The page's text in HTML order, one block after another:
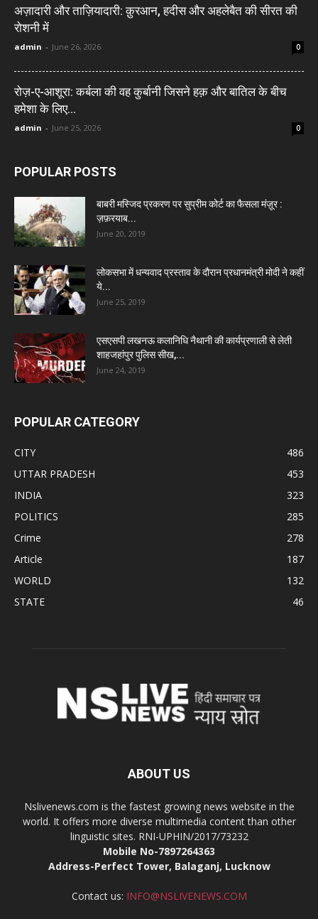
अज़ादारी और ताज़ियादारी: क़ुरआन, हदीस और अहलेबैत की सीरत की
रोशनी में
admin - June 26, 2026 0
रोज़-ए-आशूरा: कर्बला की वह कुर्बानी जिसने हक़ और बातिल के बीच
हमेशा के लिए...
admin - June 25, 2026 0
POPULAR POSTS
बाबरी मस्जिद प्रकरण पर सुप्रीम कोर्ट का फैसला मंज़ूर :
ज़फ़रयाब...
June 20, 2019
लोकसभा में धन्यवाद प्रस्ताव के दौरान प्रधानमंत्री मोदी ने कहीं
ये...
June 25, 2019
एसएसपी लखनऊ कलानिधि नैथानी की कार्यप्रणाली से लेती
शाहजहांपुर पुलिस सीख,...
June 24, 2019
POPULAR CATEGORY
CITY
486
UTTAR PRADESH
453
INDIA
323
POLITICS
285
Crime
278
Article
187
WORLD
132
STATE
46
ABOUT US
Nslivenews.com is the fastest growing news website in the
world. It offers more diverse multimedia content than other
linguistic sites. RNI-UPHIN/2017/73232
Mobile No-7897264363
Address-Perfect Tower, Balaganj, Lucknow
Contact us: INFO@NSLIVENEWS.COM